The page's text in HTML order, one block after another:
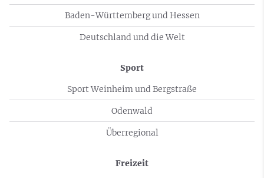
Baden-Württemberg und Hessen
Deutschland und die Welt
Sport
Sport Weinheim und Bergstraße
Odenwald
Überregional
Freizeit